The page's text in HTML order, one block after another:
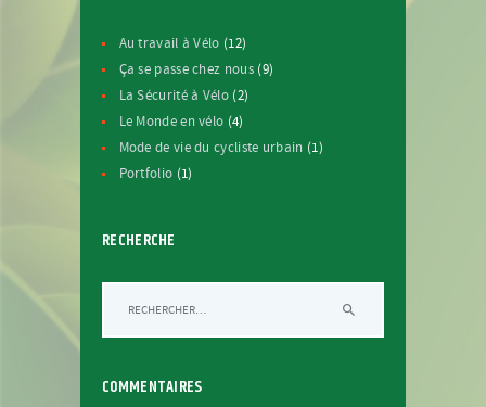
Au travail à Vélo (12)
Ça se passe chez nous(9)
La Sécurité à Vélo (2)
Le Monde en vélo (4)
Mode de vie du cycliste urbain (1)
Portfolio (1)
RECHERCHE
COMMENTAIRES